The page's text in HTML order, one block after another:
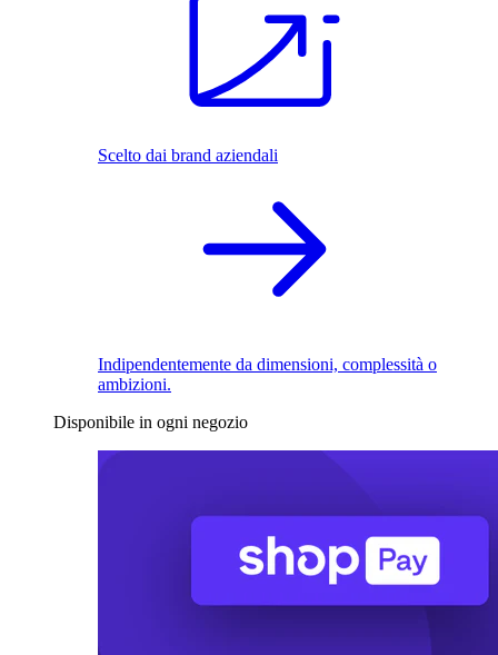
Scelto dai brand aziendali
Indipendentemente da dimensioni, complessità o
ambizioni.
Disponibile in ogni negozio